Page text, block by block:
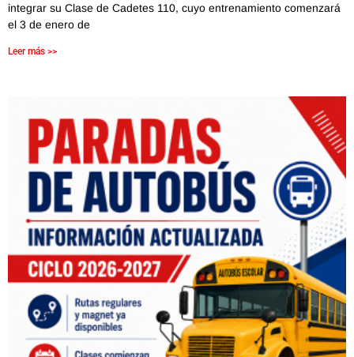
integrar su Clase de Cadetes 110, cuyo entrenamiento comenzará
el 3 de enero de
Leer más >>